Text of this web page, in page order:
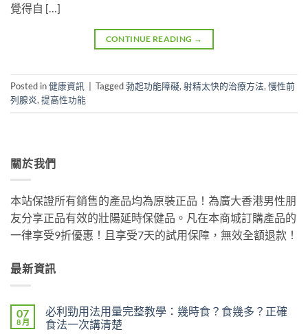
覺得自 […]
CONTINUE READING →
Posted in健康資訊 Tagged勃起功能障礙, 射精太快的治療方法, 慢性前
列腺炎, 提高性功能
關於我們
本站保證所有銷售的產品均為原裝正品！為廣大香港男性朋
友分享正品有效的壯陽延時保健品。凡在本商城訂購產品的
一律享受9折優惠！且享受7天的試用保障，無效全額退款！
最新資訊
07
8 月
必利勁用法用量完整教學：幾時食？食幾多？正確
食法一次講清楚